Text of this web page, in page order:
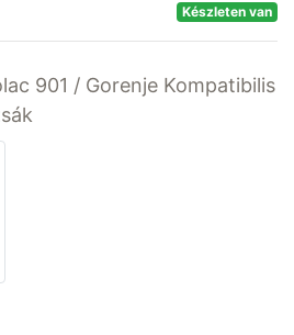
Készleten van
901 / Gorenje Kompatibilis